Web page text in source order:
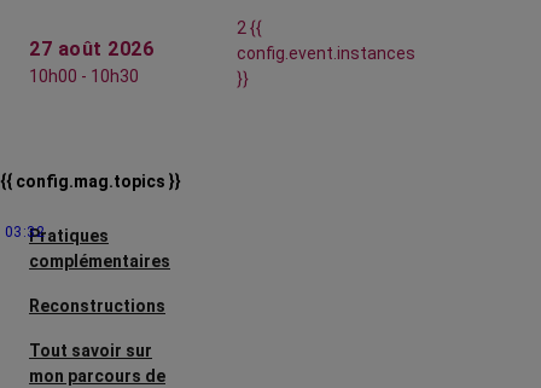
27 août 2026
10h00 - 10h30
2 {{
config.event.instances
}}
{{ config.mag.topics }}
Pratiques
complémentaires
Reconstructions
Tout savoir sur
mon parcours de
03:32